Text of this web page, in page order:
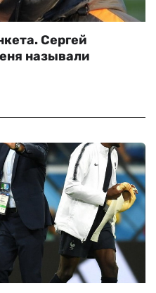
Сергей
называли